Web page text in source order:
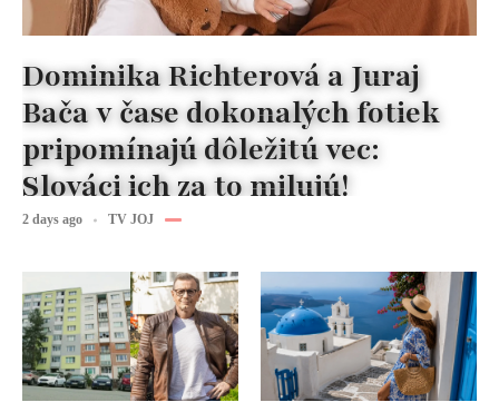
Dominika Richterová a Juraj
Bača v čase dokonalých fotiek
pripomínajú dôležitú vec:
Slováci ich za to milujú!
2 days ago TV JOJ